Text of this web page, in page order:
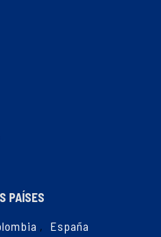
PAÍSES
, España